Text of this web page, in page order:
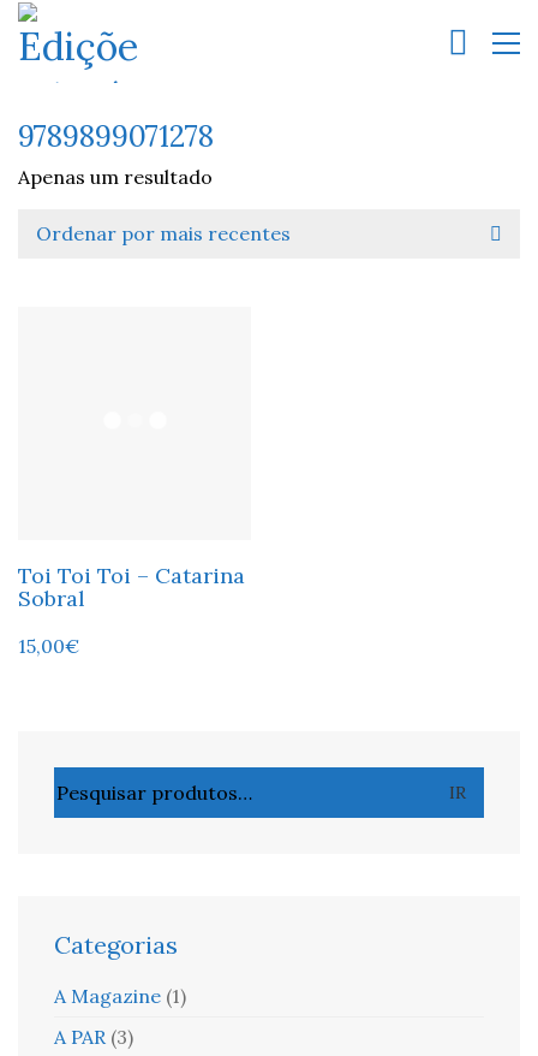
9789899071278
Apenas um resultado
Ordenar por mais recentes
Toi Toi Toi – Catarina
Sobral
15,00€
por:
IR
Categorias
A Magazine (1)
A PAR (3)